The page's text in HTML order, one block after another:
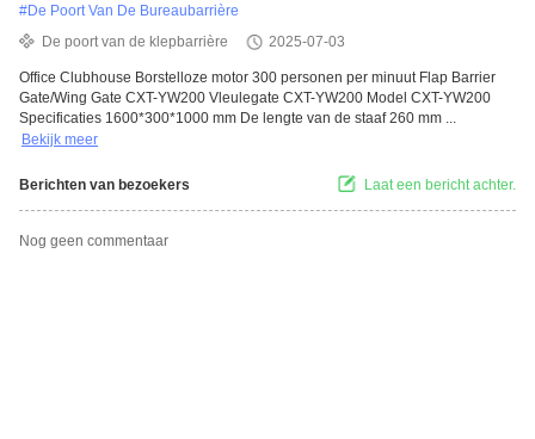
#De Poort Van De Bureaubarrière
De poort van de klepbarrière
2025-07-03
Office Clubhouse Borstelloze motor 300 personen per minuut Flap Barrier
Gate/Wing Gate CXT-YW200 Vleulegate CXT-YW200 Model CXT-YW200
Specificaties 1600*300*1000 mm De lengte van de staaf 260 mm ...
Bekijk meer
Berichten van bezoekers Laat een bericht achter.
Nog geen commentaar